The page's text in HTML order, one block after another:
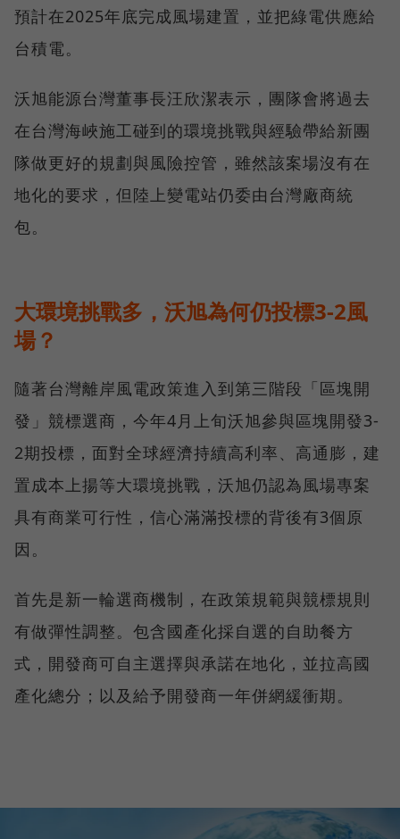
預計在2025年底完成風場建置，並把綠電供應給
台積電。
沃旭能源台灣董事長汪欣潔表示，團隊會將過去
在台灣海峽施工碰到的環境挑戰與經驗帶給新團
隊做更好的規劃與風險控管，雖然該案場沒有在
地化的要求，但陸上變電站仍委由台灣廠商統
包。
大環境挑戰多，沃旭為何仍投標3-2風
場？
隨著台灣離岸風電政策進入到第三階段「區塊開
發」競標選商，今年4月上旬沃旭參與區塊開發3-
2期投標，面對全球經濟持續高利率、高通膨，建
置成本上揚等大環境挑戰，沃旭仍認為風場專案
具有商業可行性，信心滿滿投標的背後有3個原
因。
首先是新一輪選商機制，在政策規範與競標規則
有做彈性調整。包含國產化採自選的自助餐方
式，開發商可自主選擇與承諾在地化，並拉高國
產化總分；以及給予開發商一年併網緩衝期。